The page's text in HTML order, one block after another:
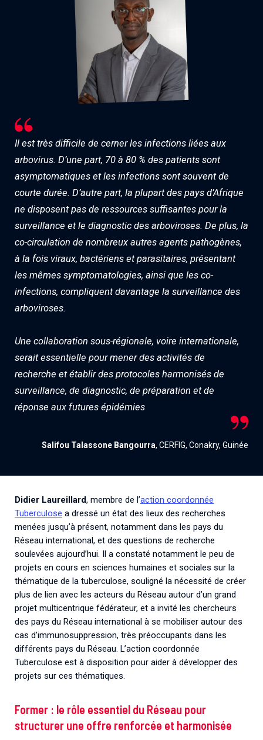
Il est très difficile de cerner les infections liées aux
arbovirus. D’une part, 70 à 80 % des patients sont
asymptomatiques et les infections sont souvent de
courte durée. D’autre part, la plupart des pays d’Afrique
ne disposent pas de ressources suffisantes pour la
surveillance et le diagnostic des arboviroses. De plus, la
co-circulation de nombreux autres agents pathogènes,
à la fois viraux, bactériens et parasitaires, présentant
les mêmes symptomatologies, ainsi que les co-
infections, compliquent davantage la surveillance des
arboviroses.
Une collaboration sous-régionale, voire internationale,
serait essentielle pour mener des activités de
recherche et établir des protocoles harmonisés de
surveillance, de diagnostic, de préparation et de
réponse aux futures épidémies
Salifou Talassone Bangourra, CERFIG, Conakry, Guinée
Didier Laureillard, membre de l’action coordonnée
Tuberculose a dressé un état des lieux des recherches
menées jusqu’à présent, notamment dans les pays du
Réseau international, et des questions de recherche
soulevées aujourd’hui. Il a constaté notamment le peu de
projets en cours en sciences humaines et sociales sur la
thématique de la tuberculose, souligné la nécessité de créer
plus de lien avec les acteurs du Réseau autour d’un grand
projet multicentrique fédérateur, et a invité les chercheurs
des pays du Réseau international à se mobiliser autour des
cas d’immunosuppression, très préoccupants dans les
différents pays du Réseau. L’action coordonnée
Tuberculose est à disposition pour aider à développer des
projets sur ces thématiques.
Former : le rôle essentiel du Réseau pour
structurer une offre renforcée et harmonisée